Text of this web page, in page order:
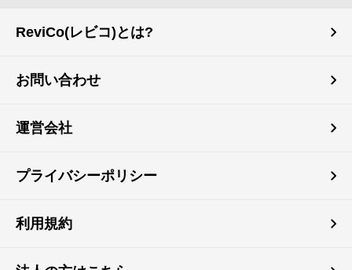
ReviCo(レビコ)とは?
お問い合わせ
運営会社
プライバシーポリシー
利用規約